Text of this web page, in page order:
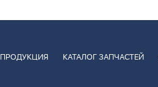
ПРОДУКЦИЯ КАТАЛОГ ЗАПЧАСТЕЙ